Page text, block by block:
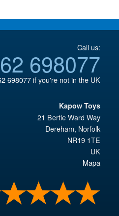
Call us:
698077
698077if you're not in the UK
Kapow Toys
21 Bertie Ward Way
Dereham, Norfolk
NR19 1TE
UK
Mapa